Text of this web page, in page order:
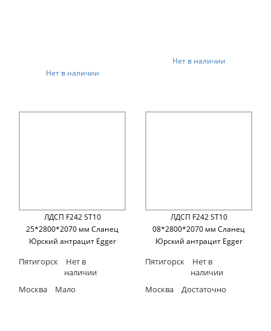
Нет в наличии
Нет в наличии
ЛДСП F242 ST10
25*2800*2070 мм Сланец
Юрский антрацит Egger
Пятигорск
Нет в
наличии
Москва
Мало
ЛДСП F242 ST10
08*2800*2070 мм Сланец
Юрский антрацит Egger
Пятигорск
Нет в
наличии
Москва
Достаточно